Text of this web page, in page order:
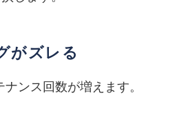
がズレる
ンス回数が増えます。